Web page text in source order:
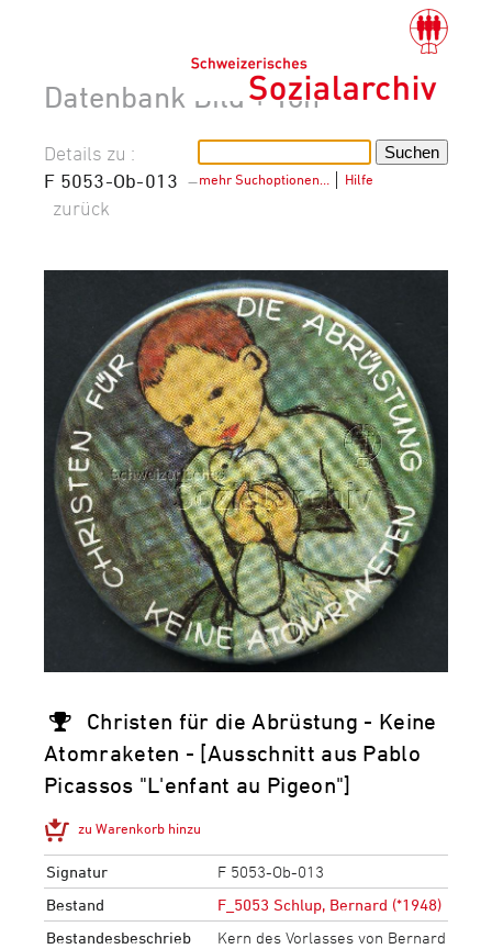
Datenbank Bild + Ton
mehr Suchoptionen… Hilfe
Details zu :
F 5053-Ob-013 –
zurück
Christen für die Abrüstung - Keine
Atomraketen - [Ausschnitt aus Pablo
Picassos "L'enfant au Pigeon"]
zu Warenkorb hinzu
Signatur
F 5053-Ob-013
Bestand
F_5053 Schlup, Bernard (*1948)
Bestandesbeschrieb
Kern des Vorlasses von Bernard